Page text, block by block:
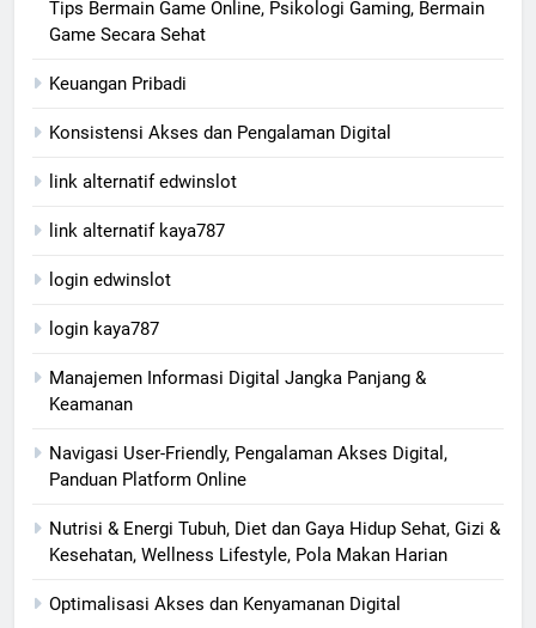
Tips Bermain Game Online, Psikologi Gaming, Bermain
Game Secara Sehat
Keuangan Pribadi
Konsistensi Akses dan Pengalaman Digital
link alternatif edwinslot
link alternatif kaya787
login edwinslot
login kaya787
Manajemen Informasi Digital Jangka Panjang &
Keamanan
Navigasi User-Friendly, Pengalaman Akses Digital,
Panduan Platform Online
Nutrisi & Energi Tubuh, Diet dan Gaya Hidup Sehat, Gizi &
Kesehatan, Wellness Lifestyle, Pola Makan Harian
Optimalisasi Akses dan Kenyamanan Digital